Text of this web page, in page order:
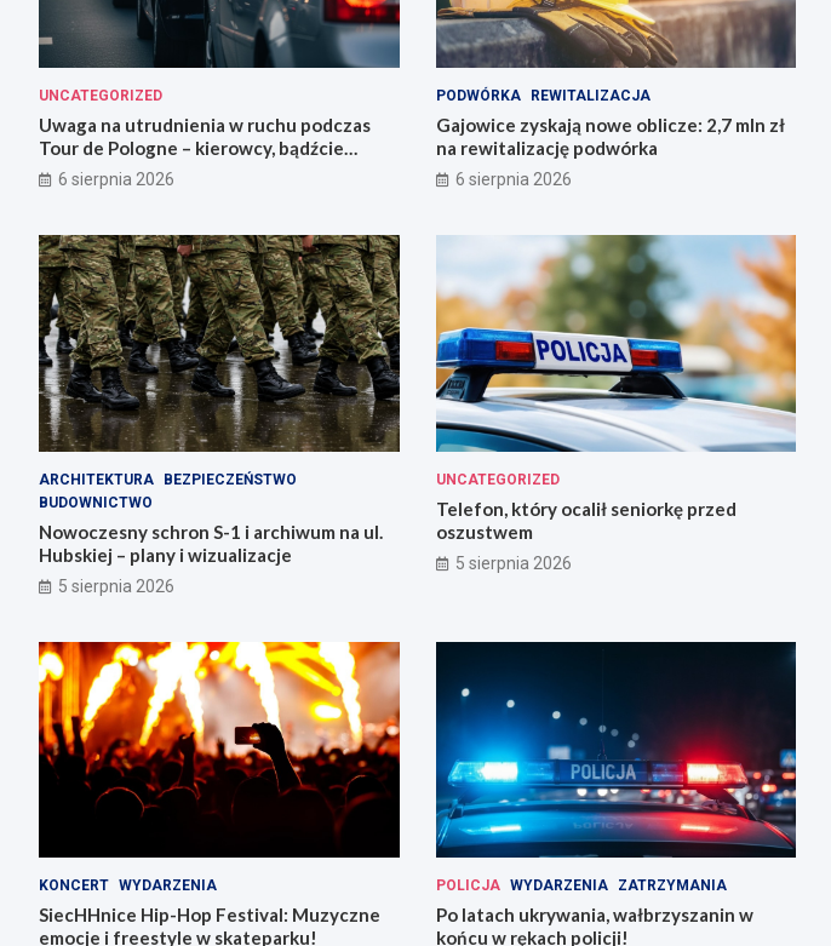
UNCATEGORIZED
Uwaga na utrudnienia w ruchu podczas
Tour de Pologne – kierowcy, bądźcie
przygotowani!
6 sierpnia 2026
PODWÓRKA REWITALIZACJA
Gajowice zyskają nowe oblicze: 2,7 mln zł
na rewitalizację podwórka
6 sierpnia 2026
ARCHITEKTURA
BEZPIECZEŃSTWO
BUDOWNICTWO
Nowoczesny schron S-1 i archiwum na ul.
Hubskiej – plany i wizualizacje
5 sierpnia 2026
UNCATEGORIZED
Telefon, który ocalił seniorkę przed
oszustwem
5 sierpnia 2026
KONCERT WYDARZENIA
SiecHHnice Hip-Hop Festival: Muzyczne
emocje i freestyle w skateparku!
POLICJA WYDARZENIA ZATRZYMANIA
Po latach ukrywania, wałbrzyszanin w
końcu w rękach policji!